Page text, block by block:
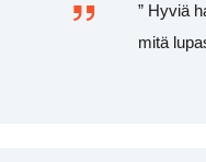
” Hyviä
mitä